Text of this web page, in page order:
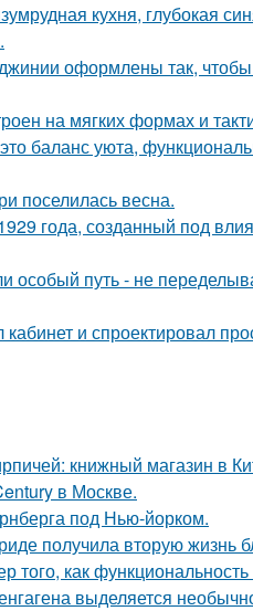
кухня, глубокая
оформлены так,
на мягких формах и
баланс уюта,
поселилась весна.
года, созданный под
путь - не
и спроектировал
книжный магазин в
в Москве.
под Нью-йорком.
получила вторую жизнь
как функциональность
выделяется